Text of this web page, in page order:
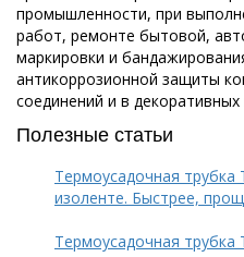
промышленности, при
работ, ремонте бытовой,
маркировки и
антикоррозионной защиты
соединений и в декоративных
Полезные статьи
Термоусадочная
изоленте. Быстрее,
Термоусадочная